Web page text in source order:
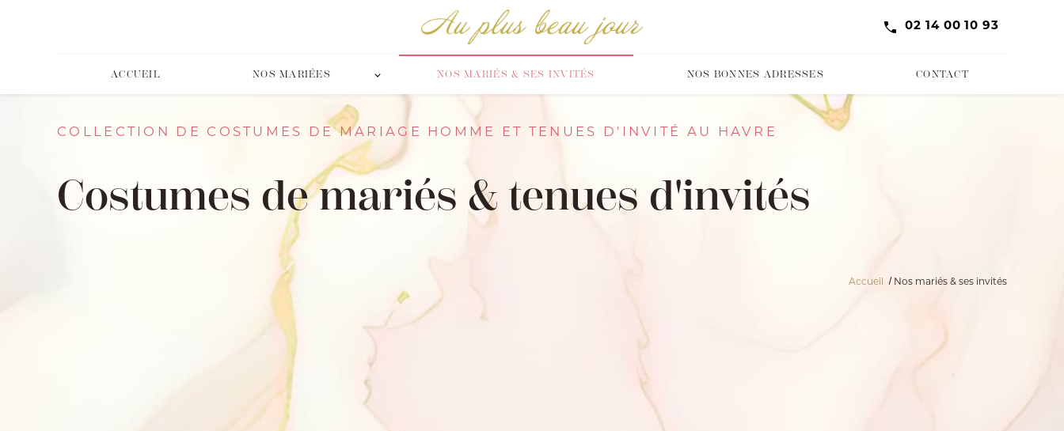
02 14 00 10 93
ACCUEIL NOS MARIÉES NOS MARIÉS & SES INVITÉS NOS BONNES ADRESSES CONTACT
COLLECTION DE COSTUMES DE MARIAGE HOMME ET TENUES D'INVITÉ AU HAVRE
Costumes de mariés & tenues d'invités
Accueil Nos mariés & ses invités